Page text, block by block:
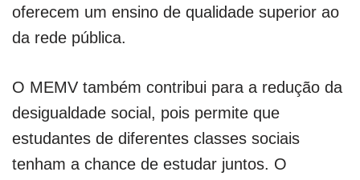
oferecem um ensino de qualidade superior ao
da rede pública.
O MEMV também contribui para a redução da
desigualdade social, pois permite que
estudantes de diferentes classes sociais
tenham a chance de estudar juntos. O